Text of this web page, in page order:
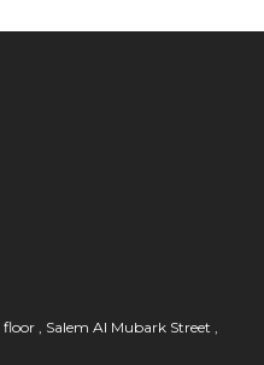
floor , Salem Al Mubark Street ,